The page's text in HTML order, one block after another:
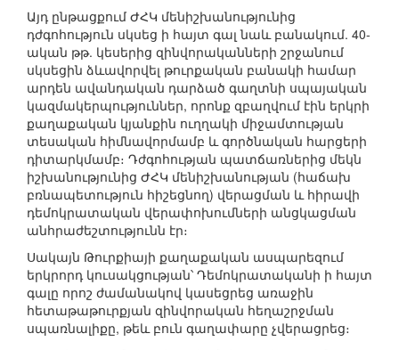
Այդ ընթացքում ԺՀԿ մենիշխանությունից
դժգոհություն սկսեց ի հայտ գալ նաև բանակում. 40-
ական թթ. կեսերից զինվորականների շրջանում
սկսեցին ձևավորվել թուրքական բանակի համար
արդեն ավանդական դարձած գաղտնի սպայական
կազմակերպություններ, որոնք զբաղվում էին երկրի
քաղաքական կյանքին ուղղակի միջամտության
տեսական հիմնավորմամբ և գործնական հարցերի
դիտարկմամբ։ Դժգոհության պատճառներից մեկն
իշխանությունից ԺՀԿ մենիշխանության (հաճախ
բռնապետություն հիշեցնող) վերացման և հիրավի
դեմոկրատական վերափոխումների անցկացման
անհրաժեշտությունն էր։
Սակայն Թուրքիայի քաղաքական ասպարեզում
երկրորդ կուսակցության՝ Դեմոկրատականի ի հայտ
գալը որոշ ժամանակով կասեցրեց առաջին
հետաթաթուրքյան զինվորական հեղաշրջման
սպառնալիքը, թեև բուն գաղափարը չվերացրեց։